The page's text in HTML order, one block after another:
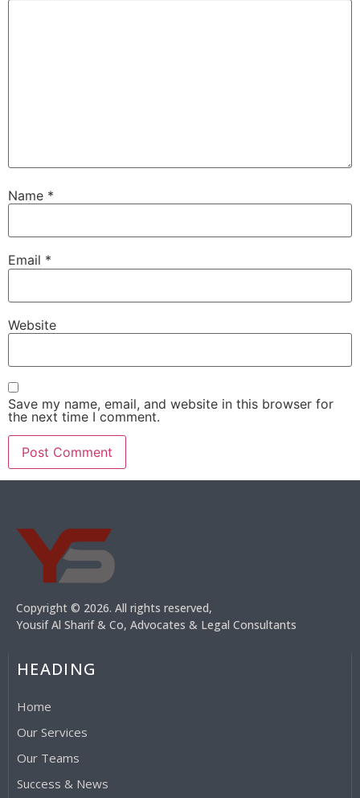
Name *
Email *
Website
Save my name, email, and website in this browser for
the next time I comment.
Copyright © 2026. All rights reserved,
Yousif Al Sharif & Co, Advocates & Legal Consultants
HEADING
Home
Our Services
Our Teams
Success & News